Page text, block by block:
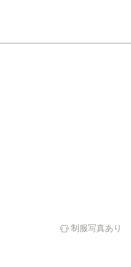
制服写真あり